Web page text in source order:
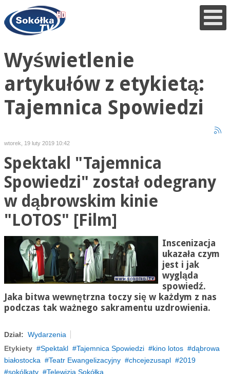
Wyświetlenie
artykułów z etykietą:
Tajemnica Spowiedzi
wtorek, 19 luty 2019 10:42
Spektakl "Tajemnica
Spowiedzi" został odegrany
w dąbrowskim kinie
"LOTOS" [Film]
Inscenizacja
ukazała czym
jest i jak
wygląda
spowiedź.
Jaka bitwa wewnętrzna toczy się w każdym z nas
podczas tak ważnego sakramentu uzdrowienia.
Dział: Wydarzenia
Etykiety
Spektakl Tajemnica Spowiedzi kino lotos
dąbrowa
białostocka
Teatr Ewangelizacyjny chcejezusapl
2019
sokólkatv
Telewizja Sokółka